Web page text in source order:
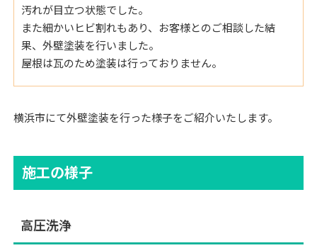
汚れが目立つ状態でした。
また細かいヒビ割れもあり、お客様とのご相談した結
果、外壁塗装を行いました。
屋根は瓦のため塗装は行っておりません。
横浜市にて外壁塗装を行った様子をご紹介いたします。
施工の様子
高圧洗浄